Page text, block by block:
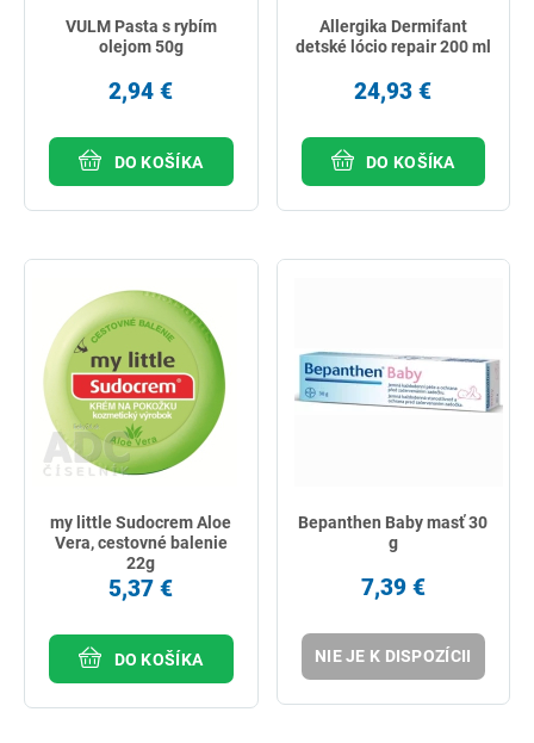
VULM Pasta s rybím
olejom 50g
2,94 €
DO KOŠÍKA
Allergika Dermifant
detské lócio repair 200 ml
24,93 €
DO KOŠÍKA
my little Sudocrem Aloe
Vera, cestovné balenie
22g
5,37 €
DO KOŠÍKA
Bepanthen Baby masť 30
g
7,39 €
NIE JE K DISPOZÍCII